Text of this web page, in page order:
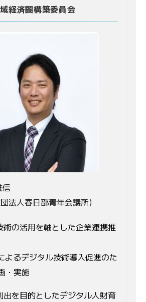
経済圏構築委員会
法人春日部青年会議所)
の活用を軸とした企業連携推
よるデジタル技術導入促進のた
・実施
を目的としたデジタル人財育